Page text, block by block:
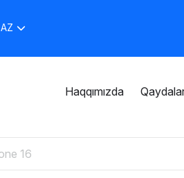
AZ
Haqqımızda